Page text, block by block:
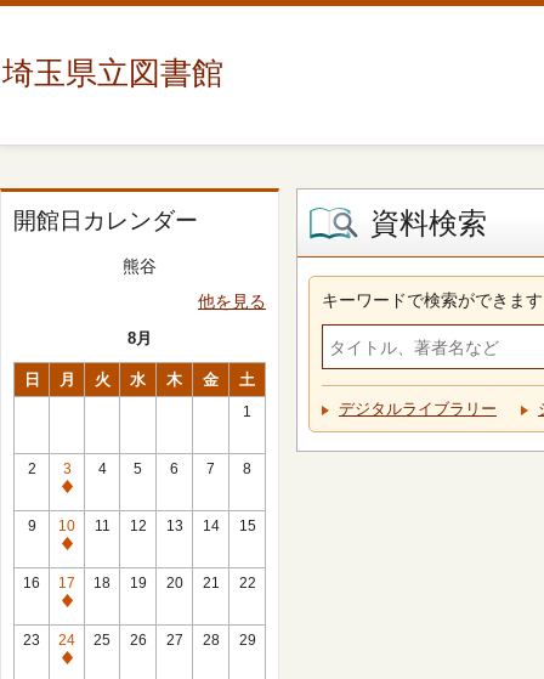
埼玉県立図書館
開館日カレンダー
熊谷
他を見る
8月
日 月 火 水 木 金 土
1
2
3
休
館
日
4 5 6 7 8
9
10
休
館
日
11 12 13 14 15
16
17
休
館
日
18 19 20 21 22
23
24
休
25 26 27 28 29
資料検索
キーワードで検索ができます
デジタルライブラリー